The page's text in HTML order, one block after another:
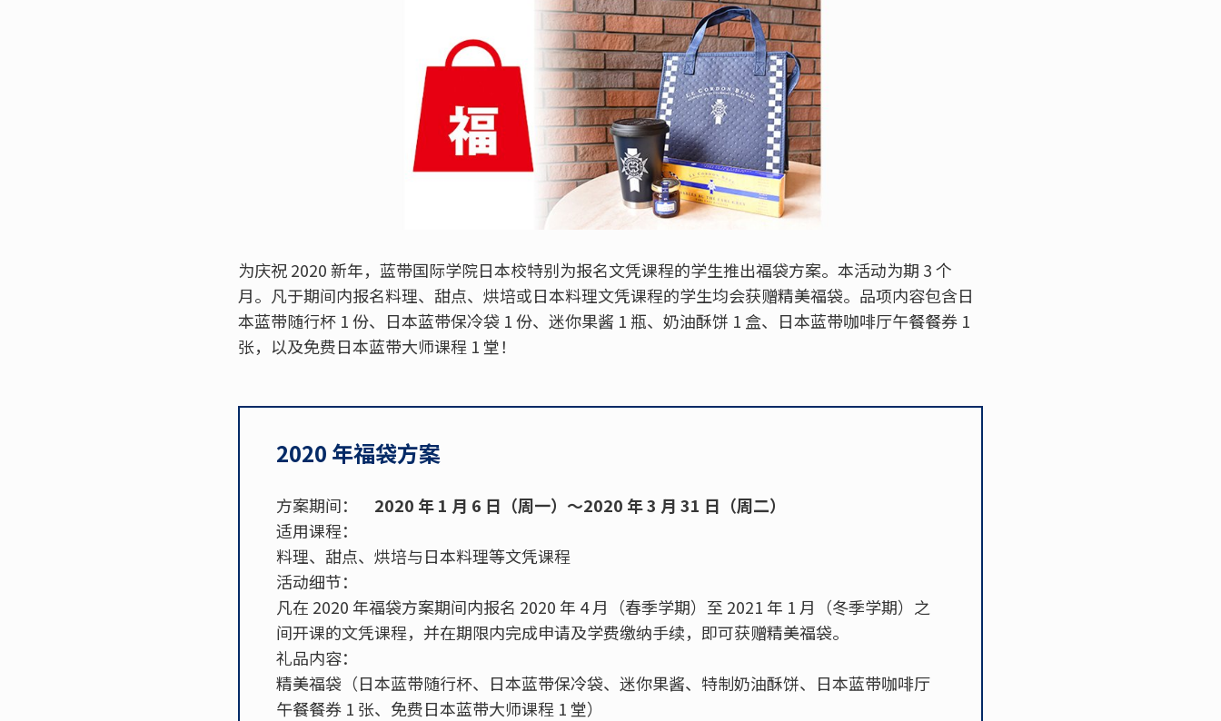
为庆祝 2020 新年，蓝带国际学院日本校特别为报名文凭课程的学生推出福袋方案。本活动为期 3 个
月。凡于期间内报名料理、甜点、烘培或日本料理文凭课程的学生均会获赠精美福袋。品项内容包含日
本蓝带随行杯 1 份、日本蓝带保冷袋 1 份、迷你果酱 1 瓶、奶油酥饼 1 盒、日本蓝带咖啡厅午餐餐券 1
张，以及免费日本蓝带大师课程 1 堂！
2020 年福袋方案
方案期间： 2020 年 1 月 6 日（周一）～2020 年 3 月 31 日（周二）
适用课程：
料理、甜点、烘培与日本料理等文凭课程
活动细节：
凡在 2020 年福袋方案期间内报名 2020 年 4 月（春季学期）至 2021 年 1 月（冬季学期）之
间开课的文凭课程，并在期限内完成申请及学费缴纳手续，即可获赠精美福袋。
礼品内容：
精美福袋（日本蓝带随行杯、日本蓝带保冷袋、迷你果酱、特制奶油酥饼、日本蓝带咖啡厅
午餐餐券 1 张、免费日本蓝带大师课程 1 堂）